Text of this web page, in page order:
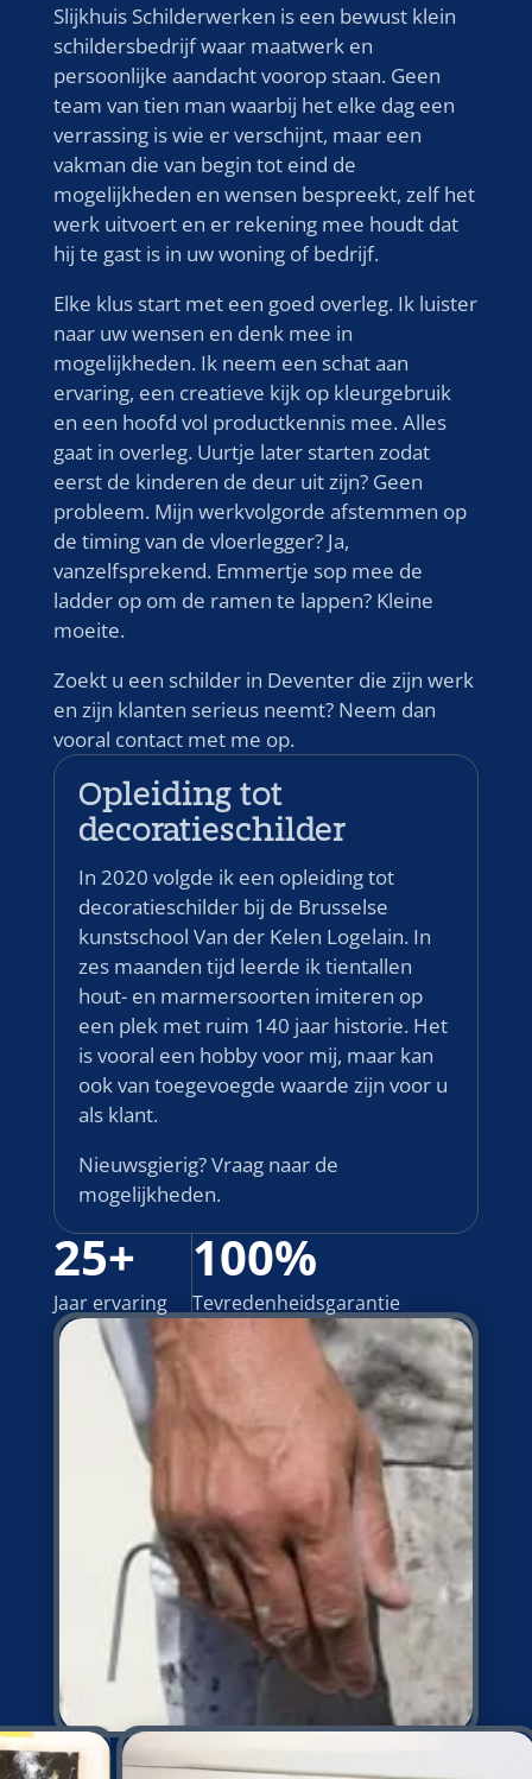
Slijkhuis Schilderwerken is een bewust klein
schildersbedrijf waar maatwerk en
persoonlijke aandacht voorop staan. Geen
team van tien man waarbij het elke dag een
verrassing is wie er verschijnt, maar een
vakman die van begin tot eind de
mogelijkheden en wensen bespreekt, zelf het
werk uitvoert en er rekening mee houdt dat
hij te gast is in uw woning of bedrijf.
Elke klus start met een goed overleg. Ik luister
naar uw wensen en denk mee in
mogelijkheden. Ik neem een schat aan
ervaring, een creatieve kijk op kleurgebruik
en een hoofd vol productkennis mee. Alles
gaat in overleg. Uurtje later starten zodat
eerst de kinderen de deur uit zijn? Geen
probleem. Mijn werkvolgorde afstemmen op
de timing van de vloerlegger? Ja,
vanzelfsprekend. Emmertje sop mee de
ladder op om de ramen te lappen? Kleine
moeite.
Zoekt u een schilder in Deventer die zijn werk
en zijn klanten serieus neemt? Neem dan
vooral contact met me op.
Opleiding tot
decoratieschilder
In 2020 volgde ik een opleiding tot
decoratieschilder bij de Brusselse
kunstschool Van der Kelen Logelain. In
zes maanden tijd leerde ik tientallen
hout- en marmersoorten imiteren op
een plek met ruim 140 jaar historie. Het
is vooral een hobby voor mij, maar kan
ook van toegevoegde waarde zijn voor u
als klant.
Nieuwsgierig?Vraag naar de
mogelijkheden.
25+
Jaar ervaring
100%
Tevredenheidsgarantie